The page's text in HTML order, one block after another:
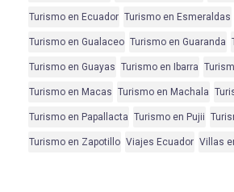
Turismo en Ecuador Turismo en Esmeraldas
Turismo en Gualaceo Turismo en Guaranda
Turismo en Guayas Turismo en Ibarra
Turismo en Macas Turismo en Machala
Turismo en Papallacta Turismo en Pujii
Turismo en Zapotillo Viajes Ecuador Villas